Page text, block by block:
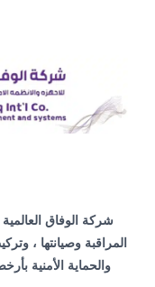
شركة الوفاق
المراقبة وصيانتها ،